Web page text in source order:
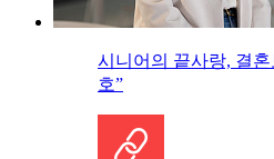
시니어의 끝사랑, 결
호”